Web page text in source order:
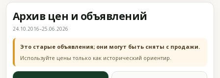
Архив цен и объявлений
24.10.2016–25.06.2026
Это старые объявления; они могут быть сняты с продажи.
Используйте цены только как исторический ориентир.